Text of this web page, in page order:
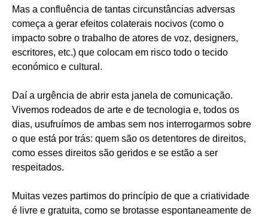
Mas a confluência de tantas circunstâncias adversas
começa a gerar efeitos colaterais nocivos (como o
impacto sobre o trabalho de atores de voz, designers,
escritores, etc.) que colocam em risco todo o tecido
económico e cultural.
Daí a urgência de abrir esta janela de comunicação.
Vivemos rodeados de arte e de tecnologia e, todos os
dias, usufruímos de ambas sem nos interrogarmos sobre
o que está por trás: quem são os detentores de direitos,
como esses direitos são geridos e se estão a ser
respeitados.
Muitas vezes partimos do princípio de que a criatividade
é livre e gratuita, como se brotasse espontaneamente de